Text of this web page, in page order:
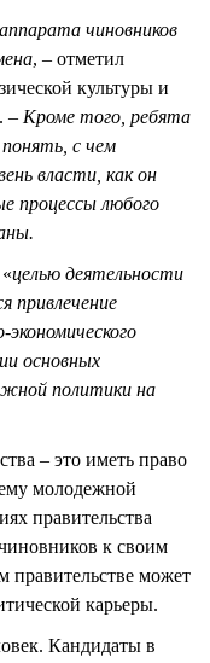
чиновников
, – отметил
культуры и
– Кроме того, ребята
с чем
власти, как он
процессы любого
целью деятельности
привлечение
основных
политики на
– это иметь право
молодежной
правительства
к своим
правительстве может
карьеры.
Кандидаты в